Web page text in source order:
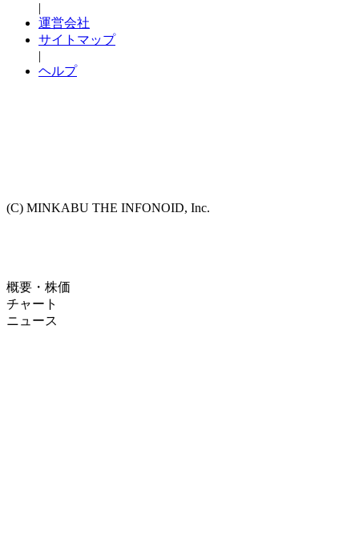
|
運営会社
サイトマップ
|
ヘルプ
(C) MINKABU THE INFONOID, Inc.
概要・株価
チャート
ニュース